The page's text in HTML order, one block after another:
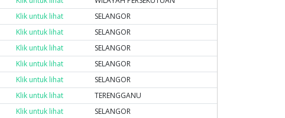
Klik untuk lihat
SELANGOR
Klik untuk lihat
SELANGOR
Klik untuk lihat
SELANGOR
Klik untuk lihat
SELANGOR
Klik untuk lihat
SELANGOR
Klik untuk lihat
TERENGGANU
Klik untuk lihat
SELANGOR